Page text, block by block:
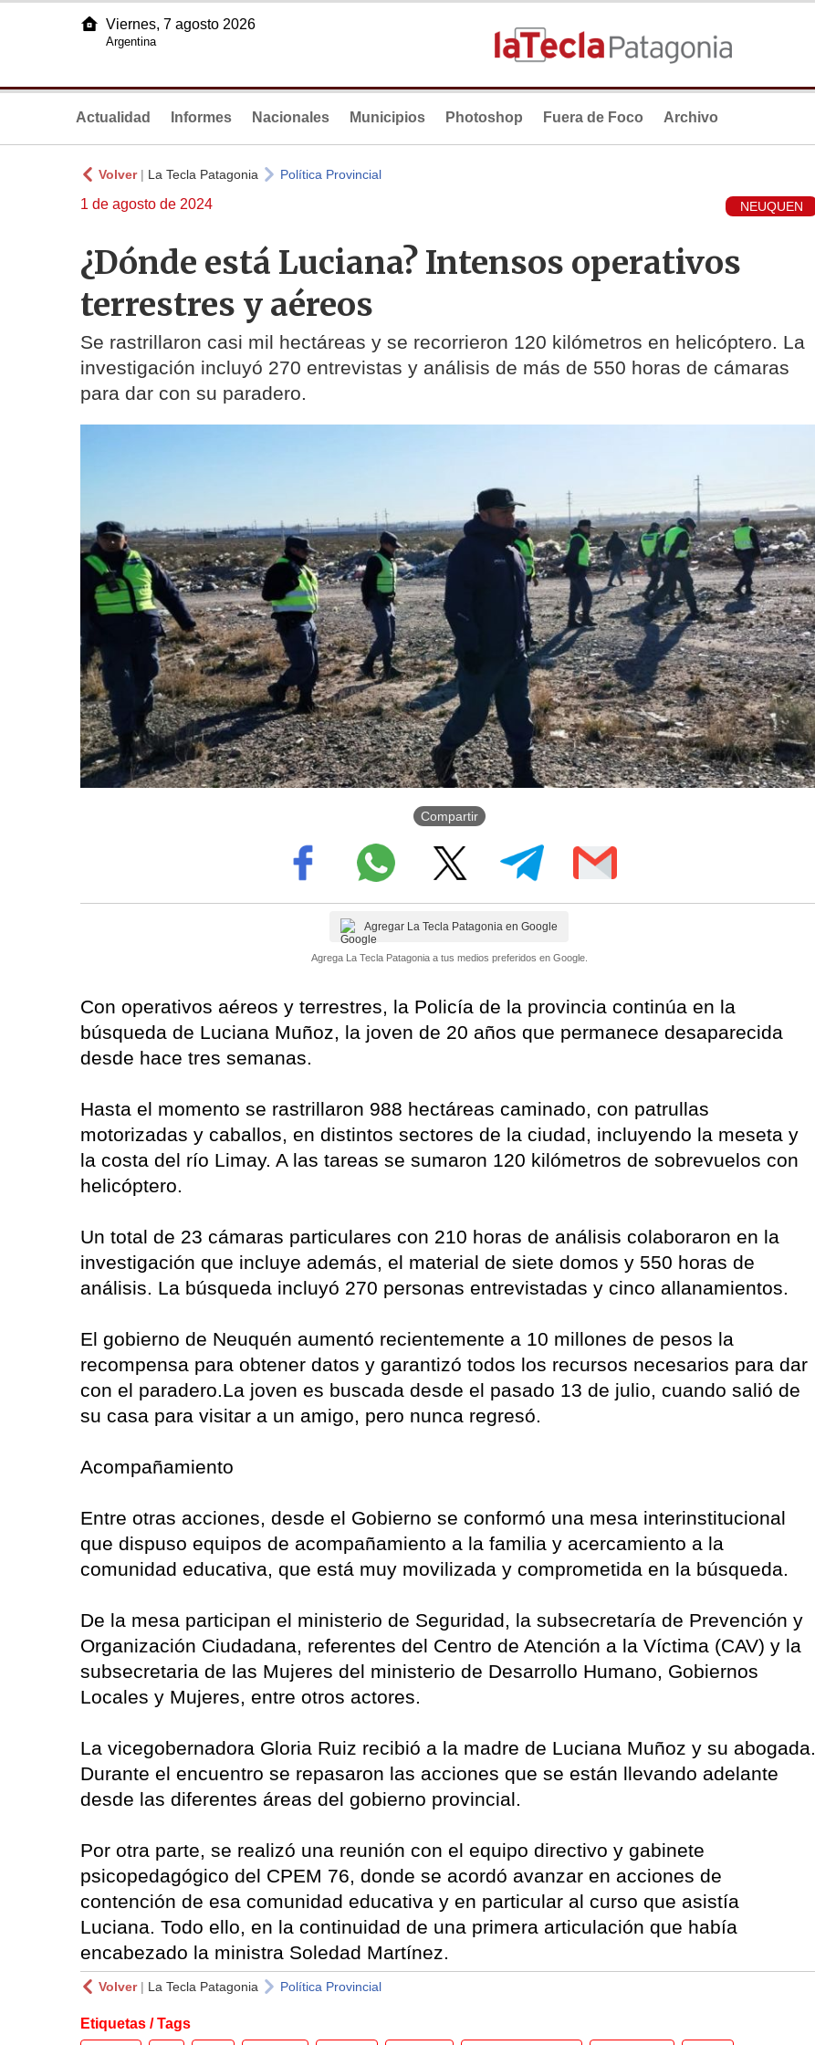
Viernes, 7 agosto 2026
Argentina
Actualidad Informes Nacionales Municipios Photoshop Fuera de Foco Archivo
Volver| La Tecla Patagonia Política Provincial
1 de agosto de 2024 NEUQUEN
¿Dónde está Luciana? Intensos operativos
terrestres y aéreos
Se rastrillaron casi mil hectáreas y se recorrieron 120 kilómetros en helicóptero. La
investigación incluyó 270 entrevistas y análisis de más de 550 horas de cámaras
para dar con su paradero.
Compartir
Agregar La Tecla Patagonia en Google
Agrega La Tecla Patagonia a tus medios preferidos en Google.
Con operativos aéreos y terrestres, la Policía de la provincia continúa en la
búsqueda de Luciana Muñoz, la joven de 20 años que permanece desaparecida
desde hace tres semanas.
Hasta el momento se rastrillaron 988 hectáreas caminado, con patrullas
motorizadas y caballos, en distintos sectores de la ciudad, incluyendo la meseta y
la costa del río Limay. A las tareas se sumaron 120 kilómetros de sobrevuelos con
helicóptero.
Un total de 23 cámaras particulares con 210 horas de análisis colaboraron en la
investigación que incluye además, el material de siete domos y 550 horas de
análisis. La búsqueda incluyó 270 personas entrevistadas y cinco allanamientos.
El gobierno de Neuquén aumentó recientemente a 10 millones de pesos la
recompensa para obtener datos y garantizó todos los recursos necesarios para dar
con el paradero.La joven es buscada desde el pasado 13 de julio, cuando salió de
su casa para visitar a un amigo, pero nunca regresó.
Acompañamiento
Entre otras acciones, desde el Gobierno se conformó una mesa interinstitucional
que dispuso equipos de acompañamiento a la familia y acercamiento a la
comunidad educativa, que está muy movilizada y comprometida en la búsqueda.
De la mesa participan el ministerio de Seguridad, la subsecretaría de Prevención y
Organización Ciudadana, referentes del Centro de Atención a la Víctima (CAV) y la
subsecretaria de las Mujeres del ministerio de Desarrollo Humano, Gobiernos
Locales y Mujeres, entre otros actores.
La vicegobernadora Gloria Ruiz recibió a la madre de Luciana Muñoz y su abogada.
Durante el encuentro se repasaron las acciones que se están llevando adelante
desde las diferentes áreas del gobierno provincial.
Por otra parte, se realizó una reunión con el equipo directivo y gabinete
psicopedagógico del CPEM 76, donde se acordó avanzar en acciones de
contención de esa comunidad educativa y en particular al curso que asistía
Luciana. Todo ello, en la continuidad de una primera articulación que había
encabezado la ministra Soledad Martínez.
Volver| La Tecla Patagonia Política Provincial
Etiquetas / Tags